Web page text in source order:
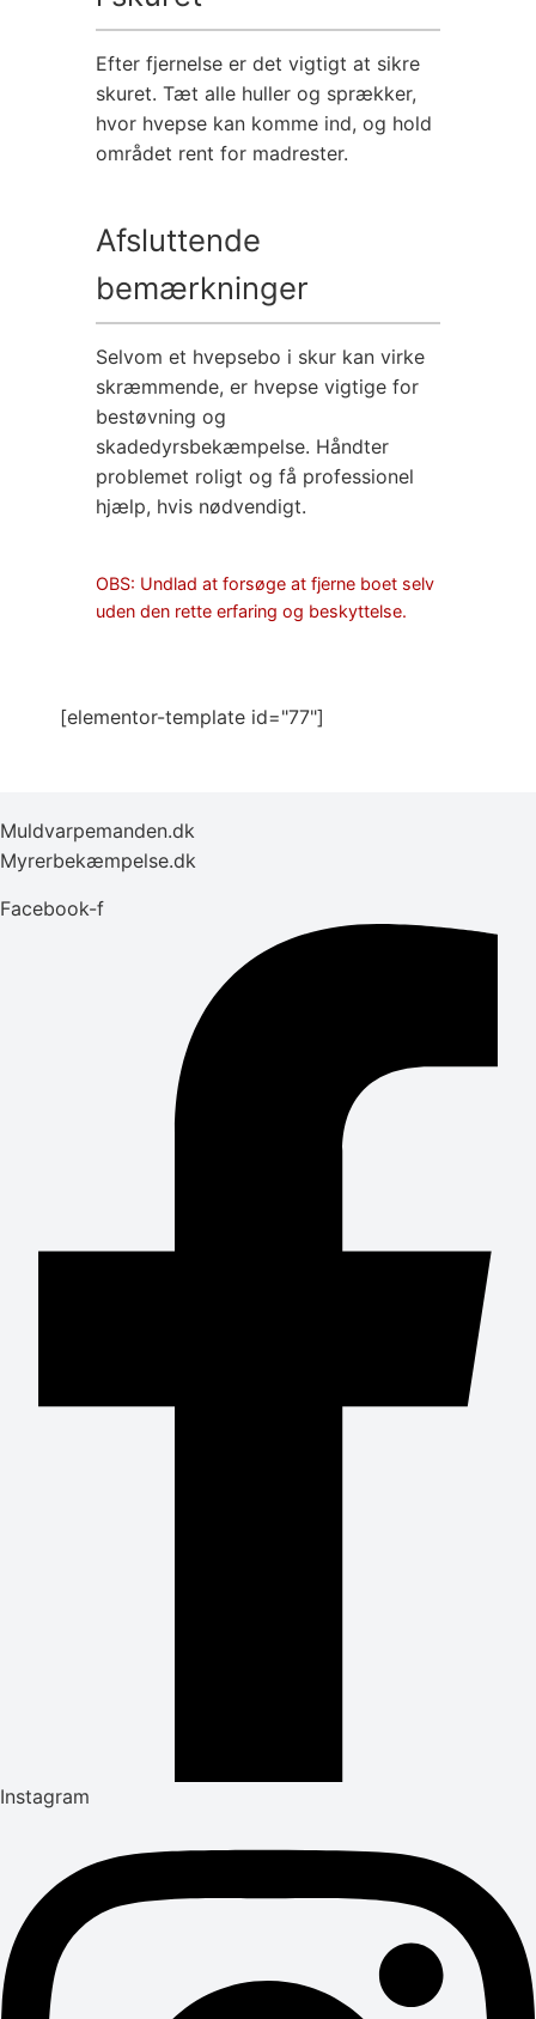
Efter fjernelse er det vigtigt at sikre
skuret. Tæt alle huller og sprækker,
hvor hvepse kan komme ind, og hold
området rent for madrester.
Afsluttende
bemærkninger
Selvom et hvepsebo i skur kan virke
skræmmende, er hvepse vigtige for
bestøvning og
skadedyrsbekæmpelse. Håndter
problemet roligt og få professionel
hjælp, hvis nødvendigt.
OBS: Undlad at forsøge at fjerne boet selv
uden den rette erfaring og beskyttelse.
[elementor-template id="77"]
Muldvarpemanden.dk
Myrerbekæmpelse.dk
Facebook-f
Instagram